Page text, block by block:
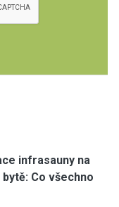
infrasauny na
Co všechno